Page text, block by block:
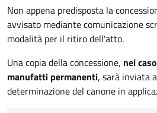
Non appena predisposta la
avvisato mediante comunicazione
modalità per il ritiro dell'atto.
Una copia della concessione, nel
manufatti permanenti, sarà inviata
determinazione del canone in